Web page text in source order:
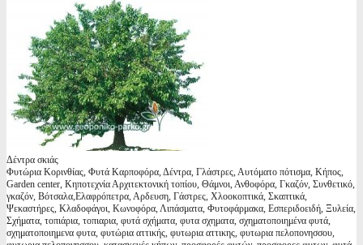
Δέντρα σκιάς
Φυτώρια Κορινθίας, Φυτά Καρποφόρα, Δέντρα, Γλάστρες, Αυτόματο πότισμα, Κήπος,
Garden center, Κηποτεχνία Αρχιτεκτονική τοπίου, Θάμνοι, Ανθοφόρα, Γκαζόν, Συνθετικό,
γκαζόν, Βότσαλα,Ελαφρόπετρα, Αρδευση, Γάστρες, Χλοοκοπτικά, Σκαπτικά,
Ψεκαστήρες, Κλαδοφάγοι, Κωνοφόρα, Λιπάσματα, Φυτοφάρμακα, Εσπεριδοειδή, Ξυλεία,
Σχήματα, τοπιάρια, τοπιαρια, φυτά σχήματα, φυτα σχηματα, σχηματοποιημένα φυτά,
σχηματοποιημενα φυτα, φυτώρια αττικής, φυτωρια αττικης, φυτωρια πελοπονησσου,